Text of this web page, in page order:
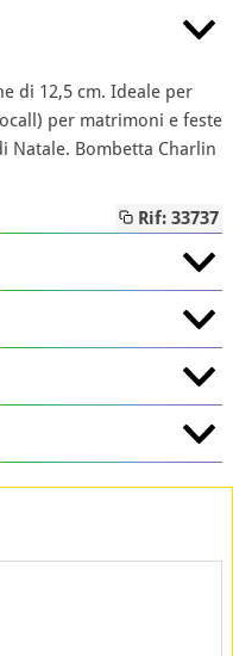
di 12,5 cm. Ideale per
per matrimoni e feste
Natale. Bombetta Charlin
Rif: 33737